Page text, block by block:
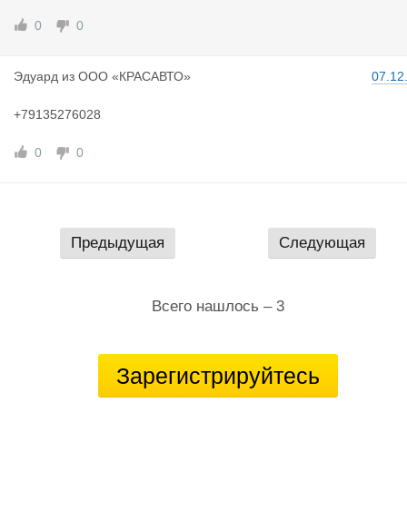
0 0
Эдуард из ООО «КРАСАВТО»
+79135276028
0 0
Предыдущая Следующая
Всего нашлось – 3
Зарегистрируйтесь